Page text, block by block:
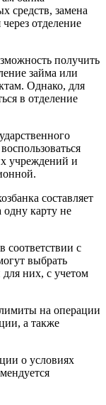
средств, замена
отделение
получить
займа или
Однако, для
в отделение
учреждений и
составляет
карту не
соответствии с
выбрать
них, с учетом
на операции
а также
о условиях